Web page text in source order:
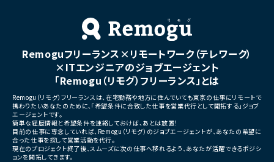
プロジェクト拡大に伴う増員募集
・サービスの継続的な機能拡
募集
■担当工程
・要件定義
・基本設計
・詳細設計
・テスト
・リリース対応
■その他補足
・全体約100名規模の大型プ
Remoguフリーランス×リモートワーク（テレワーク）
×ITエンジニアのジョブエージェント
「Remogu（リモグ）フリーランス」とは
Remogu（リモグ）フリーランスは、在宅勤務や地方に住んでいても東京の仕事にリモートで
携わりたいあなたのために、「希望条件に合致した仕事を営業代行として開拓する」ジョブ
エージェントです。
簡単な経歴情報と希望条件を連絡しておけば、あとは放置！
目前の仕事に専念していれば、Remogu（リモグ）のジョブエージェントが、あなたの希望に
合った仕事を探して営業活動を代行。
現在のプロジェクト終了後、スムーズに次の仕事へ移れるよう、あなたが活躍できるポジシ
ョンを開拓してきます。